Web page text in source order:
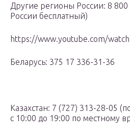
Другие регионы России: 8
России бесплатный)
https://www.youtube.com/
Беларусь: 375 17 336-31-36
Казахстан: 7 (727) 313-28-05
с 10:00 до 19:00 по местному